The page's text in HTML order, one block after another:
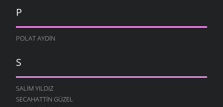
P
POLAT AYDIN
S
SALIM YILDIZ
SECAHATTIN GÜZEL